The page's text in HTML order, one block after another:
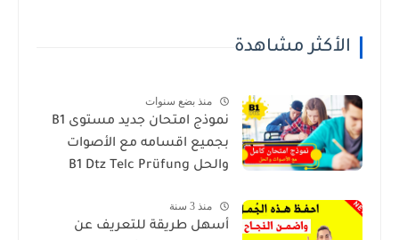
الأكثر مشاهدة
منذ بضع سنوات
نموذج امتحان جديد مستوى B1
بجميع اقسامه مع الأصوات
والحل B1 Dtz Telc Prüfung
منذ 3 سنة
أسهل طريقة للتعريف عن